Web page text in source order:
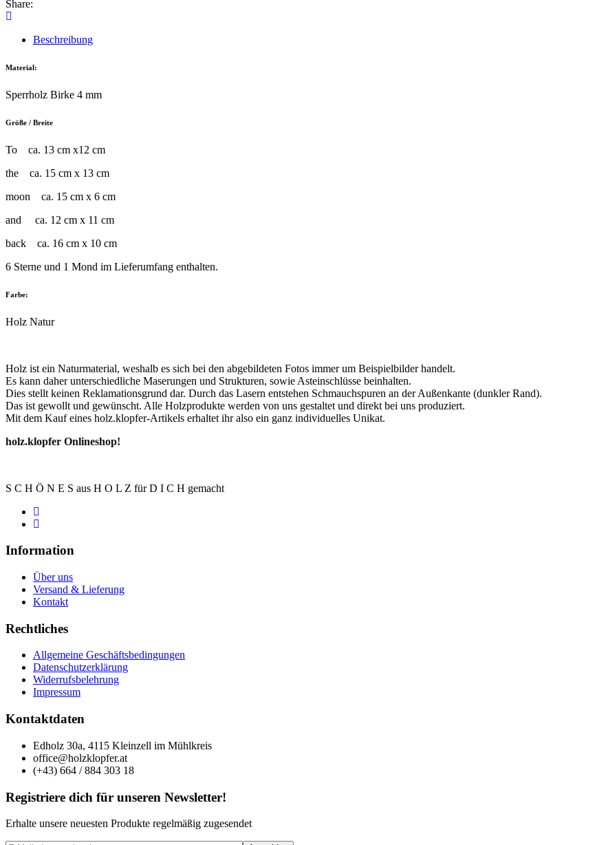
Menge
Share:
Beschreibung
Material:
Sperrholz Birke 4 mm
Größe / Breite
To ca. 13 cm x12 cm
the ca. 15 cm x 13 cm
moon ca. 15 cm x 6 cm
and ca. 12 cm x 11 cm
back ca. 16 cm x 10 cm
6 Sterne und 1 Mond im Lieferumfang enthalten.
Farbe:
Holz Natur
Holz ist ein Naturmaterial, weshalb es sich bei den abgebildeten Fotos immer um Beispielbilder handelt.
Es kann daher unterschiedliche Maserungen und Strukturen, sowie Asteinschlüsse beinhalten.
Dies stellt keinen Reklamationsgrund dar. Durch das Lasern entstehen Schmauchspuren an der Außenkante (dunkler Rand).
Das ist gewollt und gewünscht. Alle Holzprodukte werden von uns gestaltet und direkt bei uns produziert.
Mit dem Kauf eines holz.klopfer-Artikels erhaltet ihr also ein ganz individuelles Unikat.
holz.klopfer Onlineshop!
S C H Ö N E S aus H O L Z für D I C H gemacht
Information
Über uns
Versand & Lieferung
Kontakt
Rechtliches
Allgemeine Geschäftsbedingungen
Datenschutzerklärung
Widerrufsbelehrung
Impressum
Kontaktdaten
Edholz 30a, 4115 Kleinzell im Mühlkreis
office@holzklopfer.at
(+43) 664 / 884 303 18
Registriere dich für unseren Newsletter!
Erhalte unsere neuesten Produkte regelmäßig zugesendet